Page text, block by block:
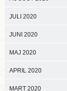
JULI 2020
JUNI 2020
MAJ 2020
APRIL 2020
MART 2020